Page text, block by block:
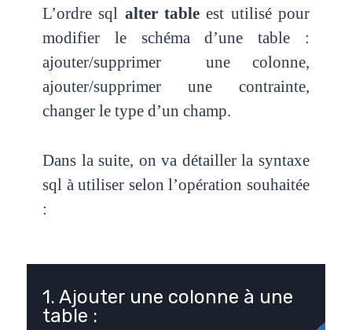
L’ordre sql alter tableest utilisé pour
modifier le schéma d’une table :
ajouter/supprimer une colonne,
ajouter/supprimer une contrainte,
changer le type d’un champ.
Dans la suite, on va détailler la syntaxe
sql à utiliser selon l’opération souhaitée
:
1. Ajouter une colonne à une
table : ​